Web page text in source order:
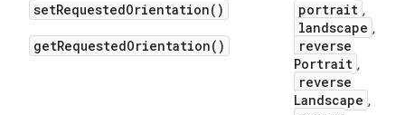
setRequestedOrientation( )
getRequestedOrientation( )
portrait ,
landscape ,
reverse
Portrait ,
reverse
Landscape ,